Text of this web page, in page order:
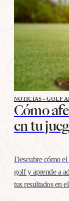
NOTICIAS - GOLF
Cómo
en tu
Descubre cómo
golf y aprende a
tus resultados en